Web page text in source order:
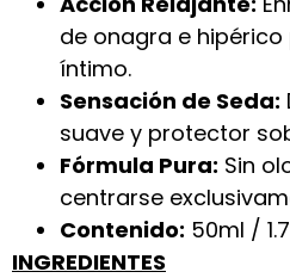
de onagra e
íntimo.
Sensación de Seda:
suave y protector
Fórmula Pura: Sin
centrarse
Contenido: 50ml /
INGREDIENTES